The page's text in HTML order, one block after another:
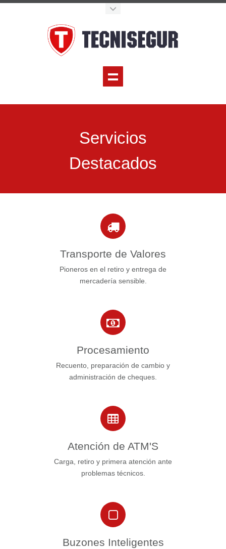
Servicios
Destacados
Transporte de Valores
Pioneros en el retiro y entrega de
mercadería sensible.
Procesamiento
Recuento, preparación de cambio y
administración de cheques.
Atención de ATM'S
Carga, retiro y primera atención ante
problemas técnicos.
Buzones Inteligentes